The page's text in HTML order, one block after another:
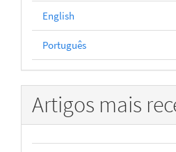
English
Português
Artigos mais